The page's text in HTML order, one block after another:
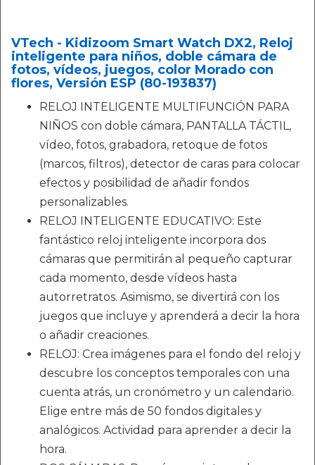
VTech - Kidizoom Smart Watch DX2, Reloj
inteligente para niños, doble cámara de
fotos, vídeos, juegos, color Morado con
flores, Versión ESP (80-193837)
RELOJ INTELIGENTE MULTIFUNCIÓN PARA
NIÑOS con doble cámara, PANTALLA TÁCTIL,
vídeo, fotos, grabadora, retoque de fotos
(marcos, filtros), detector de caras para colocar
efectos y posibilidad de añadir fondos
personalizables.
RELOJ INTELIGENTE EDUCATIVO: Este
fantástico reloj inteligente incorpora dos
cámaras que permitirán al pequeño capturar
cada momento, desde vídeos hasta
autorretratos. Asimismo, se divertirá con los
juegos que incluye y aprenderá a decir la hora
o añadir creaciones.
RELOJ: Crea imágenes para el fondo del reloj y
descubre los conceptos temporales con una
cuenta atrás, un cronómetro y un calendario.
Elige entre más de 50 fondos digitales y
analógicos. Actividad para aprender a decir la
hora.